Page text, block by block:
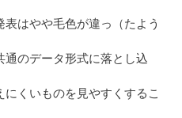
はやや毛色が違っ（たよう
のデータ形式に落とし込
くいものを見やすくするこ